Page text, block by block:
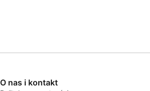
O nas i kontakt